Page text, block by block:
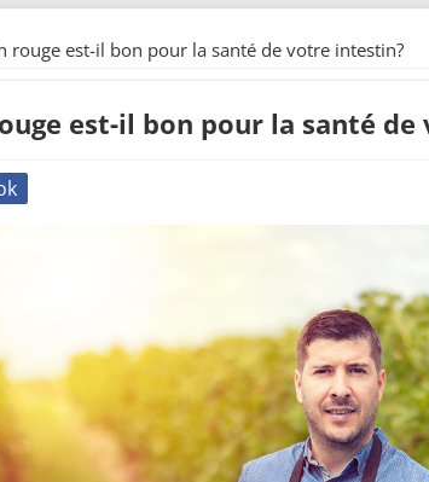
rouge est-il bon pour la santé de votre intestin?
est-il bon pour la santé